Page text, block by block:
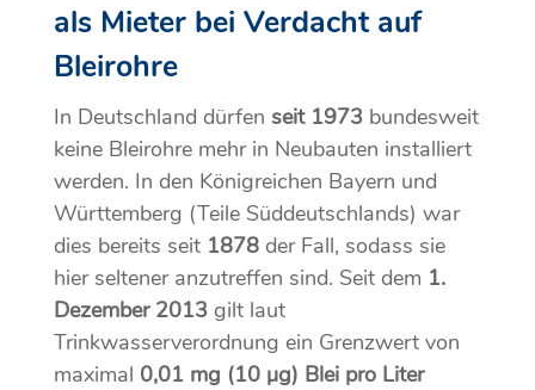
als Mieter bei Verdacht auf
Bleirohre
In Deutschland dürfen seit 1973bundesweit
keine Bleirohre mehr in Neubauten installiert
werden. In den Königreichen Bayern und
Württemberg (Teile Süddeutschlands) war
dies bereits seit 1878der Fall, sodass sie
hier seltener anzutreffen sind. Seit dem 1.
Dezember 2013gilt laut
Trinkwasserverordnung ein Grenzwert von
maximal 0,01 mg (10 µg) Blei pro Liter